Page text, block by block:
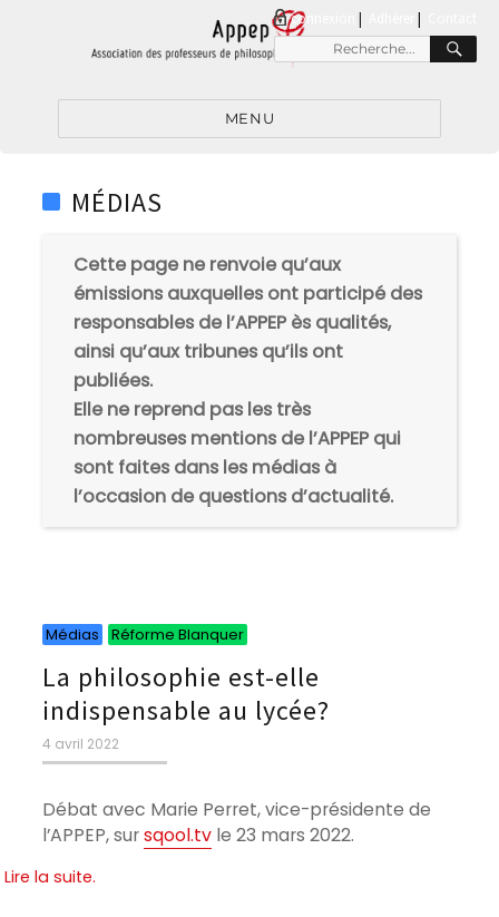
connexion |
Recherche
pour
MENU
MÉDIAS
Cette page ne renvoie qu’aux
émissions auxquelles ont participé des
responsables de l’APPEP ès qualités,
ainsi qu’aux tribunes qu’ils ont
publiées.
Elle ne reprend pas les très
nombreuses mentions de l’APPEP qui
sont faites dans les médias à
l’occasion de questions d’actualité.
Médias Réforme Blanquer
La philosophie est-elle
indispensable au lycée?
Publié
le
4 avril 2022
Débat avec Marie Perret, vice-présidente de
l’APPEP, sursqool.tv le 23 mars 2022.
Lire la suite.